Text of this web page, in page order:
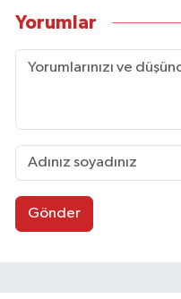
Yorumlar
Gönder